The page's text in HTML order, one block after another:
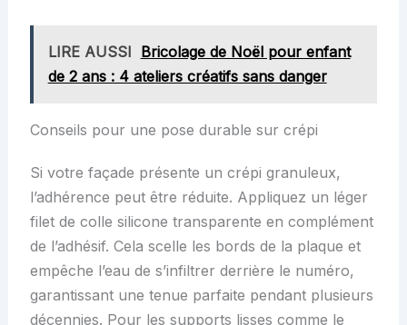
LIRE AUSSI Bricolage de Noël pour enfant
de 2 ans : 4 ateliers créatifs sans danger
Conseils pour une pose durable sur crépi
Si votre façade présente un crépi granuleux,
l’adhérence peut être réduite. Appliquez un léger
filet de colle silicone transparente en complément
de l’adhésif. Cela scelle les bords de la plaque et
empêche l’eau de s’infiltrer derrière le numéro,
garantissant une tenue parfaite pendant plusieurs
décennies. Pour les supports lisses comme le